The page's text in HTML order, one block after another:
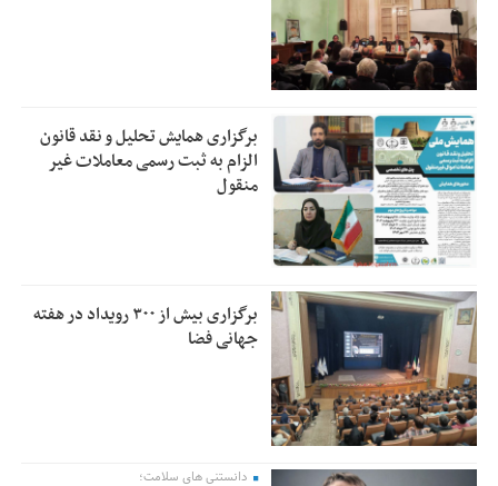
برگزاری همایش تحلیل و نقد قانون
الزام به ثبت رسمی معاملات غیر
منقول
برگزاری بیش از ۳۰۰ رویداد در هفته
جهانی فضا
دانستنی های سلامت؛